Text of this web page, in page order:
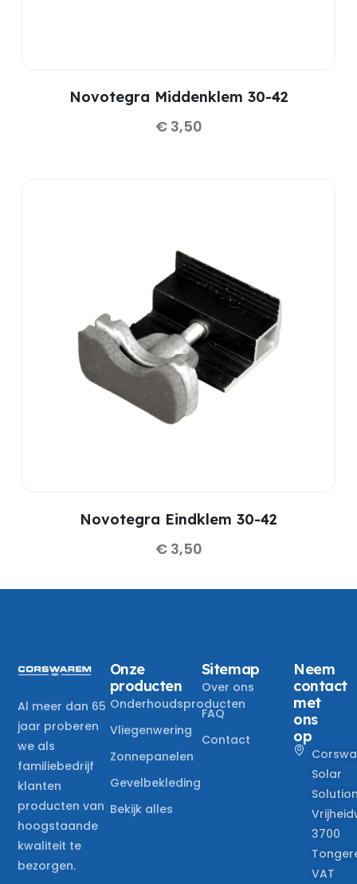
Novotegra Middenklem 30-42
€3,50
Novotegra Eindklem 30-42
€3,50
Al meer dan 65
jaar proberen
we als
familiebedrijf
klanten
producten van
hoogstaande
kwaliteit te
bezorgen.
Onze
producten
Onderhoudsproducten
Vliegenwering
Zonnepanelen
Gevelbekleding
Bekijk alles
Sitemap
Over ons
FAQ
Contact
Neem
contact
met
ons
op
Solar
3700
VAT